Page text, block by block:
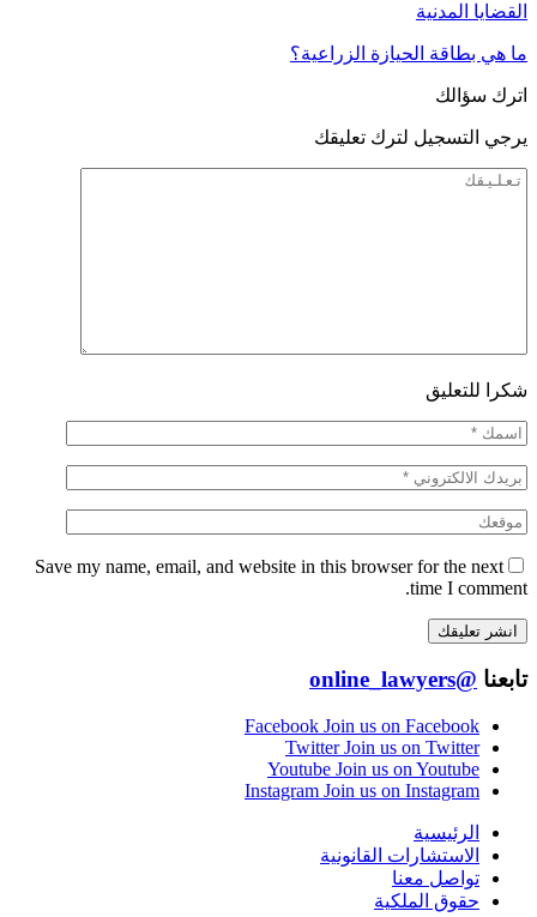
القضايا المدنية
ما هي بطاقة الحيازة الزراعية؟
اترك سؤالك
يرجي التسجيل لترك تعليقك
شكرا للتعليق
Save my name, email, and website in this browser for the next
time I comment.
تابعنا @online_lawyers
Facebook Join us on Facebook
Twitter Join us on Twitter
Youtube Join us on Youtube
Instagram Join us on Instagram
الرئيسية
الاستشارات القانونية
تواصل معنا
حقوق الملكية